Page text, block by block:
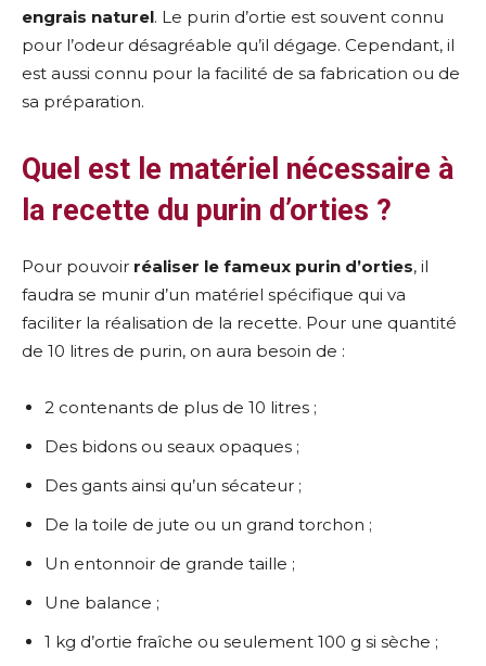
engrais naturel. Le purin d’ortie est souvent connu
pour l’odeur désagréable qu’il dégage. Cependant, il
est aussi connu pour la facilité de sa fabrication ou de
sa préparation.
Quel est le matériel nécessaire à
la recette du purin d’orties ?
Pour pouvoir réaliser le fameux purin d’orties, il
faudra se munir d’un matériel spécifique qui va
faciliter la réalisation de la recette. Pour une quantité
de 10 litres de purin, on aura besoin de :
2 contenants de plus de 10 litres ;
Des bidons ou seaux opaques ;
Des gants ainsi qu’un sécateur ;
De la toile de jute ou un grand torchon ;
Un entonnoir de grande taille ;
Une balance ;
1 kg d’ortie fraîche ou seulement 100 g si sèche ;